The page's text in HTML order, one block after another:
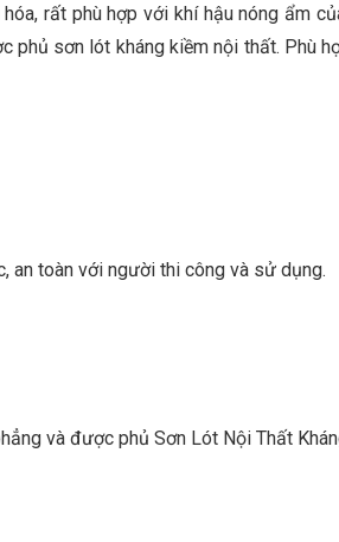
rất phù hợp với khí hậu nóng ẩm
sơn lót kháng kiềm nội thất. Phù
an toàn với người thi công và sử dụng.
và được phủ Sơn Lót Nội Thất